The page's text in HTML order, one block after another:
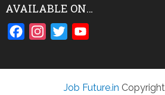
AVAILABLE ON…
FacebookInstagram
Twitter
Job Future.in